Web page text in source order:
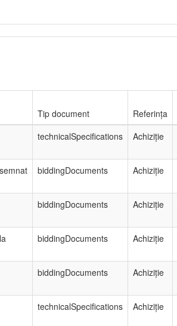
Tip document Referința
technicalSpecifications Achiziție
biddingDocuments Achiziție
biddingDocuments Achiziție
biddingDocuments Achiziție
biddingDocuments Achiziție
technicalSpecifications Achiziție